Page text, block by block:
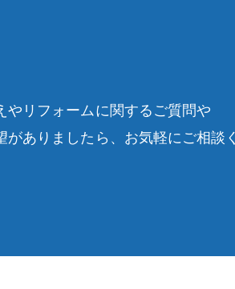
やリフォームに関するご質問や
がありましたら、お気軽にご相談